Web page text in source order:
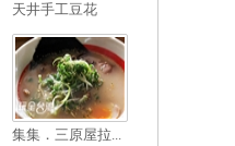
天井手工豆花
集集．三原屋拉...